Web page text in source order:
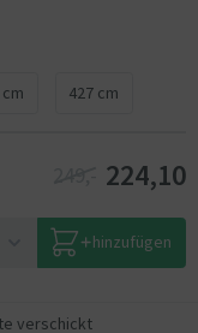
427 cm
224,10
hinzufügen
verschickt